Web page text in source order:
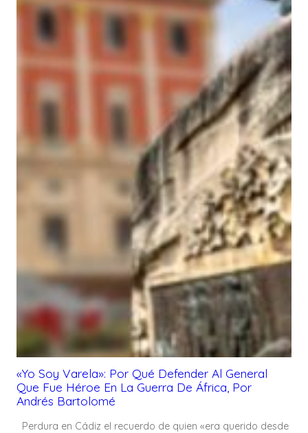
«Yo Soy Varela»: Por Qué Defender Al General
Que Fue Héroe En La Guerra De África, Por
Andrés Bartolomé
Perdura en Cádiz el recuerdo de quien «era querido desde